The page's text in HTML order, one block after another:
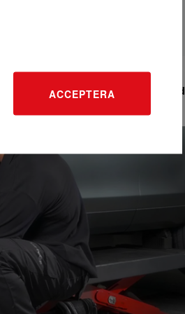
ACCEPTERA Hitta verkstad